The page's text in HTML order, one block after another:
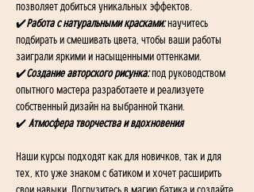
позволяет добиться уникальных эффектов.
✔️Работа с натуральными красками: научитесь
подбирать и смешивать цвета, чтобы ваши работы
заиграли яркими и насыщенными оттенками.
✔️Создание авторского рисунка: под руководством
опытного мастера разработаете и реализуете
собственный дизайн на выбранной ткани.
✔️ Атмосфера творчества и вдохновения
Наши курсы подходят как для новичков, так и для
тех, кто уже знаком с батиком и хочет расширить